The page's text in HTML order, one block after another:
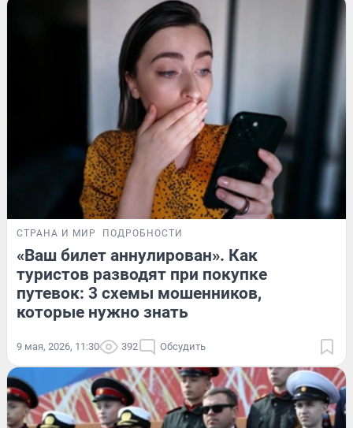
СТРАНА И МИР ПОДРОБНОСТИ
«Ваш билет аннулирован». Как
туристов разводят при покупке
путевок: 3 схемы мошенников,
которые нужно знать
9 мая, 2026, 11:30 392 Обсудить